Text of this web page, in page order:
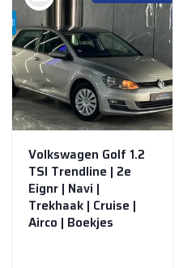
bij @De Waai Auto's
Volkswagen Golf 1.2
TSI Trendline | 2e
Eignr | Navi |
Trekhaak | Cruise |
Airco | Boekjes